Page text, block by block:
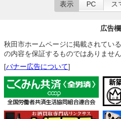
表示 PC ス
広告欄
秋田市ホームページに掲載されてい
の内容を保証するものではありません
[バナー広告について]